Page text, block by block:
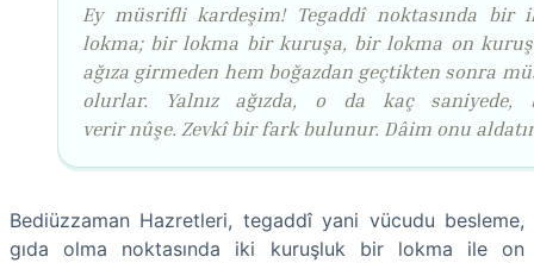
Ey müsrifli kardeşim! Tegaddî noktasında bir
lokma; bir lokma bir kuruşa, bir lokma on
ağıza girmeden hem boğazdan geçtikten sonra
olurlar. Yalnız ağızda, o da kaç saniyede,
verir nûşe. Zevkî bir fark bulunur. Dâim onu
Bediüzzaman Hazretleri, tegaddî yani vücudu besleme,
gıda olma noktasında iki kuruşluk bir lokma ile on